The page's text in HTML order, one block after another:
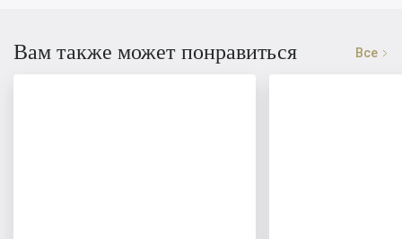
Вам также может понравиться Все